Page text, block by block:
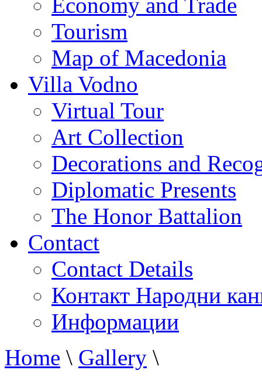
Economy and Trade
Tourism
Map of Macedonia
Villa Vodno
Virtual Tour
Art Collection
Decorations and
Diplomatic Presents
The Honor Battalion
Contact
Contact Details
Контакт Народни
Информации
Home \ Gallery \